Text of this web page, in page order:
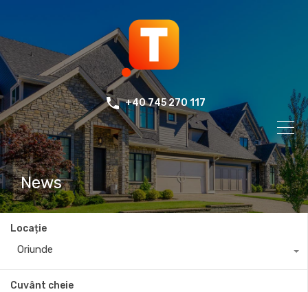
+40 745 270 117
News
Locație
Oriunde
Cuvânt cheie